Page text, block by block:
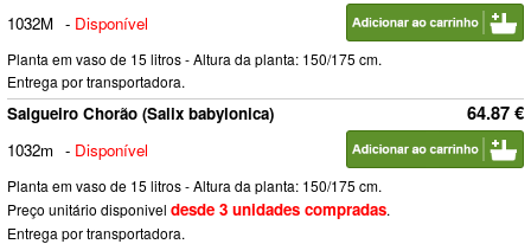
1032M - Disponível
Planta em vaso de 15 litros - Altura da planta: 150/175 cm.
Entrega por transportadora.
64.87 €
Salgueiro Chorão (Salix babylonica)
1032m - Disponível
Planta em vaso de 15 litros - Altura da planta: 150/175 cm.
Preço unitário disponivel desde 3 unidades compradas.
Entrega por transportadora.